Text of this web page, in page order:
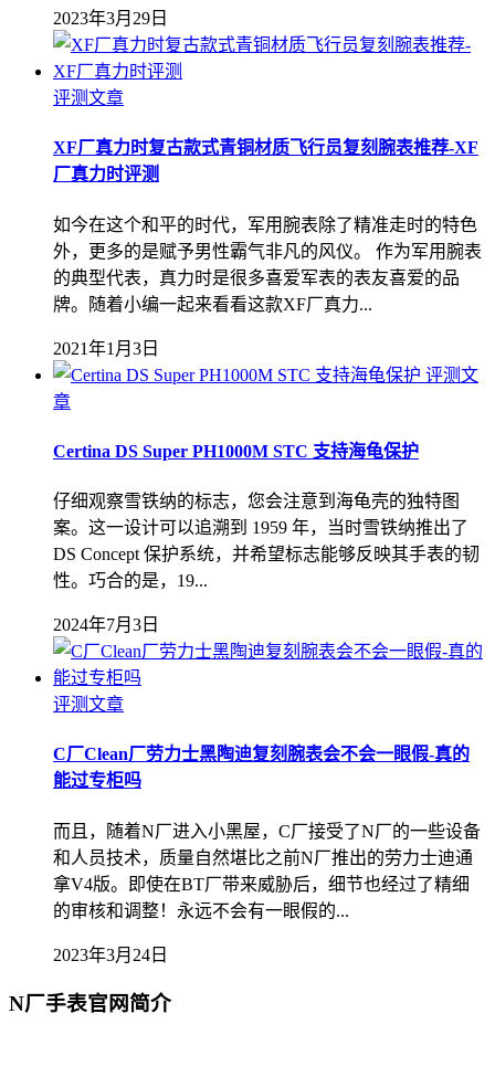
2023年3月29日
评测文章
XF厂真力时复古款式青铜材质飞行员复刻腕表推荐-XF
厂真力时评测
如今在这个和平的时代，军用腕表除了精准走时的特色
外，更多的是赋予男性霸气非凡的风仪。 作为军用腕表
的典型代表，真力时是很多喜爱军表的表友喜爱的品
牌。随着小编一起来看看这款XF厂真力...
2021年1月3日
评测文
章
Certina DS Super PH100​​0M STC 支持海龟保护
仔细观察雪铁纳的标志，您会注意到海龟壳的独特图
案。这一设计可以追溯到 1959 年，当时雪铁纳推出了
DS Concept 保护系统，并希望标志能够反映其手表的韧
性。巧合的是，19...
2024年7月3日
评测文章
C厂Clean厂劳力士黑陶迪复刻腕表会不会一眼假-真的
能过专柜吗
而且，随着N厂进入小黑屋，C厂接受了N厂的一些设备
和人员技术，质量自然堪比之前N厂推出的劳力士迪通
拿V4版。即使在BT厂带来威胁后，细节也经过了精细
的审核和调整！永远不会有一眼假的...
2023年3月24日
N厂手表官网简介